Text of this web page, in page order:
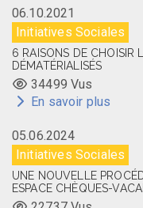
06.10.2021
Initiatives Sociales
6 RAISONS DE CHOISIR
DÉMATÉRIALISÉS
34499 Vus
En savoir plus
05.06.2024
Initiatives Sociales
UNE NOUVELLE
ESPACE CHÈQUES-